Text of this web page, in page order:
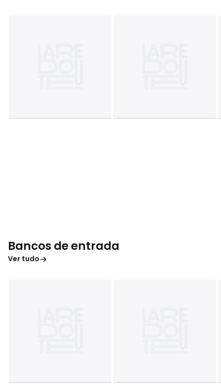
Bancos de entrada
Ver tudo